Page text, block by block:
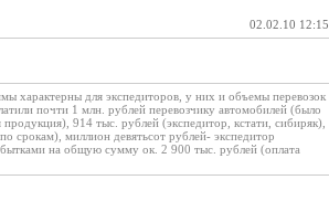
02.02.10 12:15
характерны для экспедиторов, у них и объемы перевозок
почти 1 млн. рублей перевозчику автомобилей (было
914 тыс. рублей (экспедитор, кстати, сибиряк),
срокам), миллион девятьсот рублей- экспедитор
на общую сумму ок. 2 900 тыс. рублей (оплата